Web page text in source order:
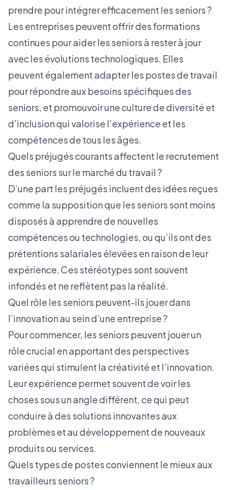
prendre pour intégrer efficacement les seniors ?
Les entreprises peuvent offrir des formations
continues pour aider les seniors à rester à jour
avec les évolutions technologiques. Elles
peuvent également adapter les postes de travail
pour répondre aux besoins spécifiques des
seniors, et promouvoir une culture de diversité et
d’inclusion qui valorise l’expérience et les
compétences de tous les âges.
Quels préjugés courants affectent le recrutement
des seniors sur le marché du travail ?
D’une part les préjugés incluent des idées reçues
comme la supposition que les seniors sont moins
disposés à apprendre de nouvelles
compétences ou technologies, ou qu’ils ont des
prétentions salariales élevées en raison de leur
expérience. Ces stéréotypes sont souvent
infondés et ne reflètent pas la réalité.
Quel rôle les seniors peuvent-ils jouer dans
l’innovation au sein d’une entreprise ?
Pour commencer, les seniors peuvent jouer un
rôle crucial en apportant des perspectives
variées qui stimulent la créativité et l’innovation.
Leur expérience permet souvent de voir les
choses sous un angle différent, ce qui peut
conduire à des solutions innovantes aux
problèmes et au développement de nouveaux
produits ou services.
Quels types de postes conviennent le mieux aux
travailleurs seniors ?